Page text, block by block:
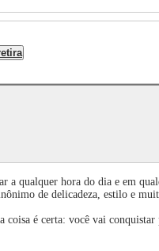
a qualquer hora do dia e em
de delicadeza, estilo e
coisa é certa: você vai